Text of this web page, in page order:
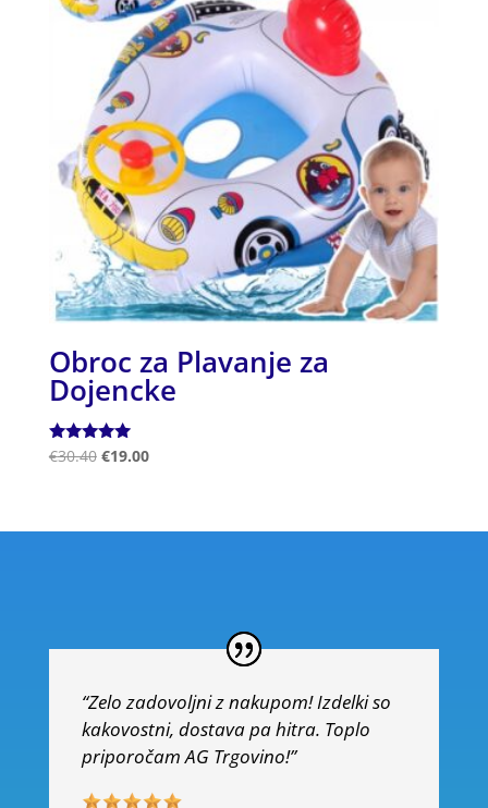
Obroc za Plavanje za
Dojencke
Ocenjeno
€30.40 €19.00
“Zelo zadovoljni z nakupom! Izdelki so
kakovostni, dostava pa hitra. Toplo
priporočam AG Trgovino!”